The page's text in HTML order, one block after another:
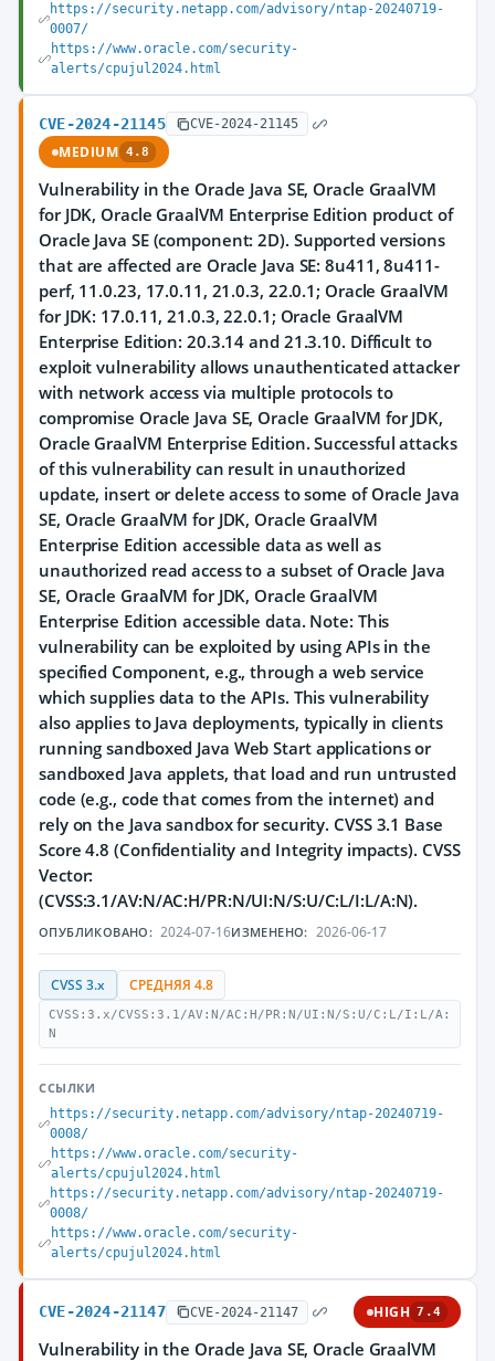
https://security.netapp.com/advisory/ntap-20240719-
0007/
https://www.oracle.com/security-
alerts/cpujul2024.html
CVE-2024-21145 CVE-2024-21145
MEDIUM 4.8
Vulnerability in the Oracle Java SE, Oracle GraalVM
for JDK, Oracle GraalVM Enterprise Edition product of
Oracle Java SE (component: 2D). Supported versions
that are affected are Oracle Java SE: 8u411, 8u411-
perf, 11.0.23, 17.0.11, 21.0.3, 22.0.1; Oracle GraalVM
for JDK: 17.0.11, 21.0.3, 22.0.1; Oracle GraalVM
Enterprise Edition: 20.3.14 and 21.3.10. Difficult to
exploit vulnerability allows unauthenticated attacker
with network access via multiple protocols to
compromise Oracle Java SE, Oracle GraalVM for JDK,
Oracle GraalVM Enterprise Edition. Successful attacks
of this vulnerability can result in unauthorized
update, insert or delete access to some of Oracle Java
SE, Oracle GraalVM for JDK, Oracle GraalVM
Enterprise Edition accessible data as well as
unauthorized read access to a subset of Oracle Java
SE, Oracle GraalVM for JDK, Oracle GraalVM
Enterprise Edition accessible data. Note: This
vulnerability can be exploited by using APIs in the
specified Component, e.g., through a web service
which supplies data to the APIs. This vulnerability
also applies to Java deployments, typically in clients
running sandboxed Java Web Start applications or
sandboxed Java applets, that load and run untrusted
code (e.g., code that comes from the internet) and
rely on the Java sandbox for security. CVSS 3.1 Base
Score 4.8 (Confidentiality and Integrity impacts). CVSS
Vector:
(CVSS:3.1/AV:N/AC:H/PR:N/UI:N/S:U/C:L/I:L/A:N).
ОПУБЛИКОВАНО: 2024-07-16ИЗМЕНЕНО: 2026-06-17
CVSS 3.x СРЕДНЯЯ 4.8
CVSS:3.x/CVSS:3.1/AV:N/AC:H/PR:N/UI:N/S:U/C:L/I:L/A:
N
ССЫЛКИ
https://security.netapp.com/advisory/ntap-20240719-
0008/
https://www.oracle.com/security-
alerts/cpujul2024.html
https://security.netapp.com/advisory/ntap-20240719-
0008/
https://www.oracle.com/security-
alerts/cpujul2024.html
CVE-2024-21147 CVE-2024-21147 HIGH 7.4
Vulnerability in the Oracle Java SE, Oracle GraalVM